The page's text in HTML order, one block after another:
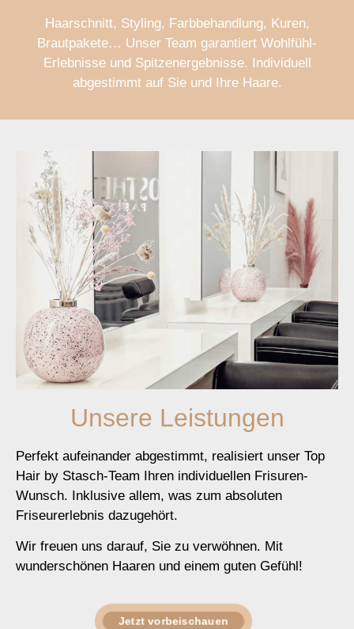
Haarschnitt, Styling, Farbbehandlung, Kuren,
Brautpakete… Unser Team garantiert Wohlfühl-
Erlebnisse und Spitzenergebnisse. Individuell
abgestimmt auf Sie und Ihre Haare.
Unsere Leistungen
Perfekt aufeinander abgestimmt, realisiert unser Top
Hair by Stasch-Team Ihren individuellen Frisuren-
Wunsch. Inklusive allem, was zum absoluten
Friseurerlebnis dazugehört.
Wir freuen uns darauf, Sie zu verwöhnen. Mit
wunderschönen Haaren und einem guten Gefühl!
Jetzt vorbeischauen